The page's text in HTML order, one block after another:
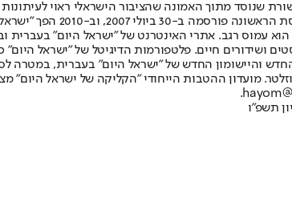
שנוסד מתוך האמונה שהציבור הישראלי ראוי
תשלום. המהדורה
ושידורים חיים. פלטפורמות הדיגיטל של "ישראל
האתר החדש והיישומון החדש של "ישראל היום" בעברית,
מועדון ההטבות הייחודי "הקליקה של ישראל היום"
תשפ"ו